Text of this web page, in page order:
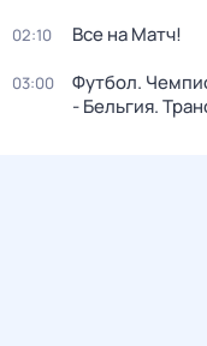
02:10 Все на Матч!
03:00
Футбол.
- Бельгия.